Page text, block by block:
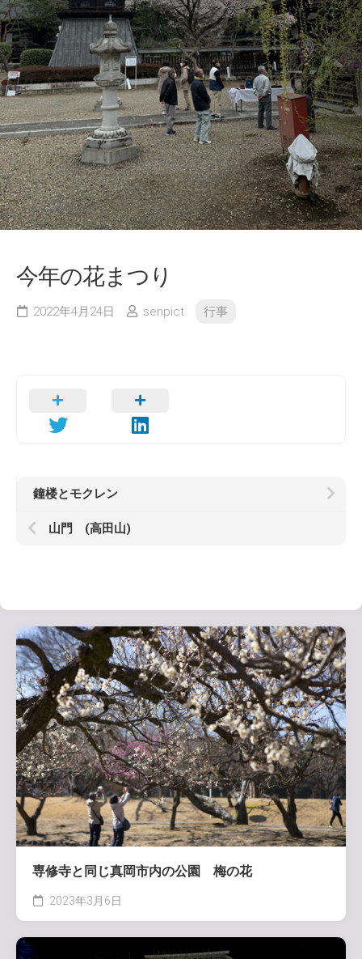
今年の花まつり
2022年4月24日 senpict 行事
鐘楼とモクレン
山門 (高田山)
専修寺と同じ真岡市内の公園 梅の花
2023年3月6日